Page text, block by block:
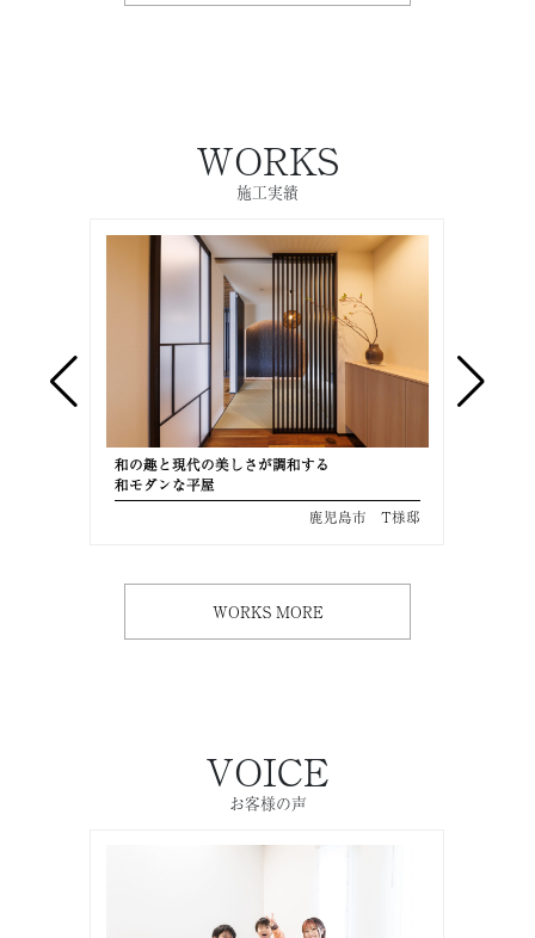
WORKS
施工実績
和の趣と現代の美しさが調和する
和モダンな平屋
鹿児島市 T様邸
WORKS MORE
VOICE
お客様の声